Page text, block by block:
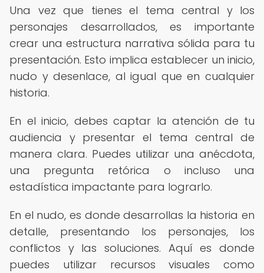
Una vez que tienes el tema central y los
personajes desarrollados, es importante
crear una estructura narrativa sólida para tu
presentación. Esto implica establecer un inicio,
nudo y desenlace, al igual que en cualquier
historia.
En el inicio, debes captar la atención de tu
audiencia y presentar el tema central de
manera clara. Puedes utilizar una anécdota,
una pregunta retórica o incluso una
estadística impactante para lograrlo.
En el nudo, es donde desarrollas la historia en
detalle, presentando los personajes, los
conflictos y las soluciones. Aquí es donde
puedes utilizar recursos visuales como